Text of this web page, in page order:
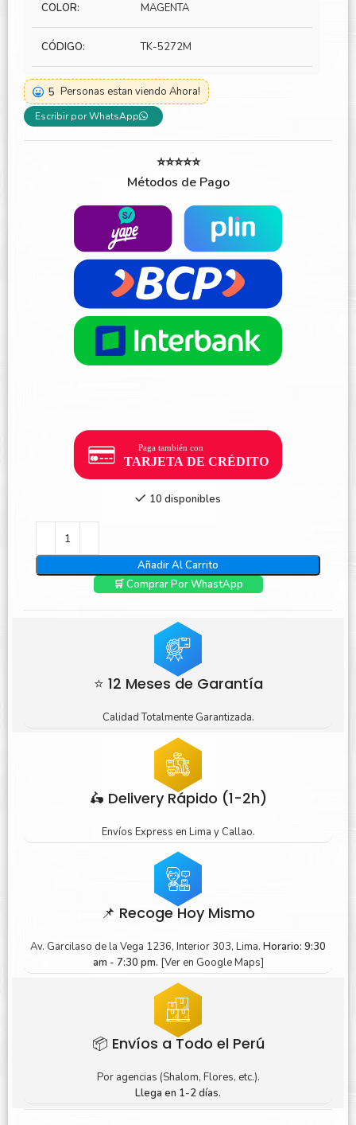
COLOR: MAGENTA
CÓDIGO: TK-5272M
5 Personas estan viendo Ahora!
Escribir por WhatsApp
⭐⭐⭐⭐⭐
Métodos de Pago
10 disponibles
Añadir Al Carrito
🛒 Comprar Por WhastApp
⭐ 12 Meses de Garantía
Calidad Totalmente Garantizada.
🛵 Delivery Rápido (1-2h)
Envíos Express en Lima y Callao.
📌 Recoge Hoy Mismo
Av. Garcilaso de la Vega 1236, Interior 303, Lima. Horario: 9:30
am - 7:30 pm. [Ver en Google Maps]
📦 Envíos a Todo el Perú
Por agencias (Shalom, Flores, etc.).
Llega en 1-2 días.